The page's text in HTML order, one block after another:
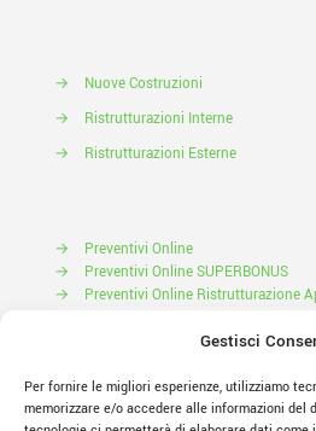
Gestisci
Per fornire le migliori esperienze, utilizziamo
memorizzare e/o accedere alle informazioni del
→
Nuove Costruzioni
→
Ristrutturazioni Interne
→
Ristrutturazioni Esterne
→
Preventivi Online
→
Preventivi Online SUPERBONUS
→
Preventivi Online Ristrutturazione
Prenota il tuo Sopralluogo